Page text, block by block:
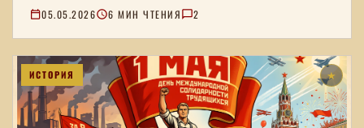
05.05.2026 6 МИН ЧТЕНИЯ 2
ИСТОРИЯ ★